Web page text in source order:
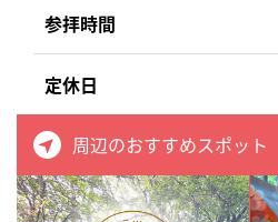
参拝時間
定休日
周辺のおすすめスポット